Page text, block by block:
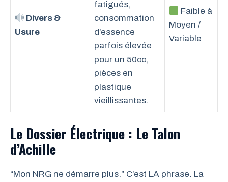
Divers &
Usure
fatigués,
consommation
d’essence
parfois élevée
pour un 50cc,
pièces en
plastique
vieillissantes.
Faible à
Moyen /
Variable
Le Dossier Électrique : Le Talon
d’Achille
“Mon NRG ne démarre plus.” C’est LA phrase. La